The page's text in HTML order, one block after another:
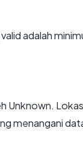
adalah
Unknown.
menangani